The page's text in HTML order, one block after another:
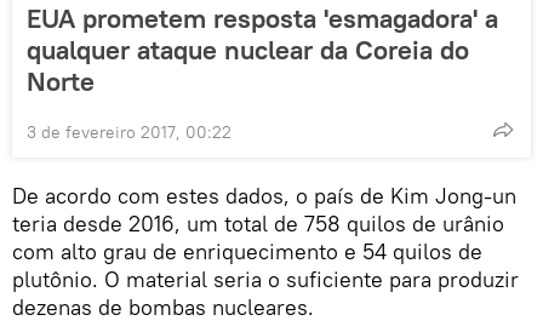
EUA prometem resposta 'esmagadora' a
qualquer ataque nuclear da Coreia do
Norte
3 de fevereiro 2017, 00:22
De acordo com estes dados, o país de Kim Jong-un
teria desde 2016, um total de 758 quilos de urânio
com alto grau de enriquecimento e 54 quilos de
plutônio. O material seria o suficiente para produzir
dezenas de bombas nucleares.